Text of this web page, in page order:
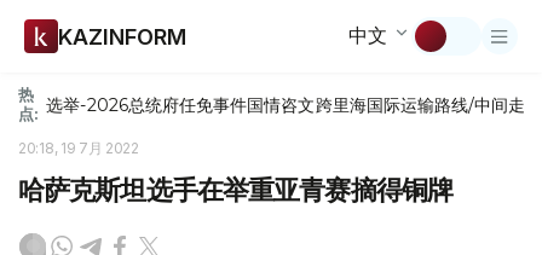
KAZINFORM 中文
热
点: 选举-2026总统府任免事件国情咨文跨里海国际运输路线/中间走廊
20:18, 19 7月 2022
哈萨克斯坦选手在举重亚青赛摘得铜牌